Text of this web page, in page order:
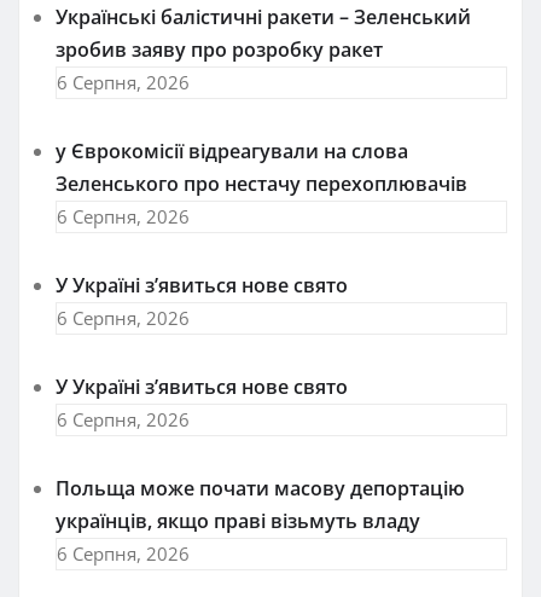
Українські балістичні ракети – Зеленський
зробив заяву про розробку ракет
6 Серпня, 2026
у Єврокомісії відреагували на слова
Зеленського про нестачу перехоплювачів
6 Серпня, 2026
У Україні з’явиться нове свято
6 Серпня, 2026
У Україні з’явиться нове свято
6 Серпня, 2026
Польща може почати масову депортацію
українців, якщо праві візьмуть владу
6 Серпня, 2026